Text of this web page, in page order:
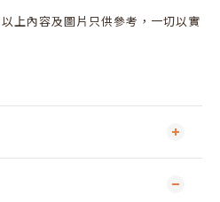
上內容及圖片只供參考，一切以實